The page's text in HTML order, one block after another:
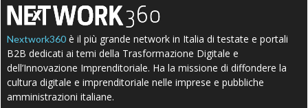
Nextwork360 è il più grande network in Italia di testate e portali
B2B dedicati ai temi della Trasformazione Digitale e
dell’Innovazione Imprenditoriale. Ha la missione di diffondere la
cultura digitale e imprenditoriale nelle imprese e pubbliche
amministrazioni italiane.